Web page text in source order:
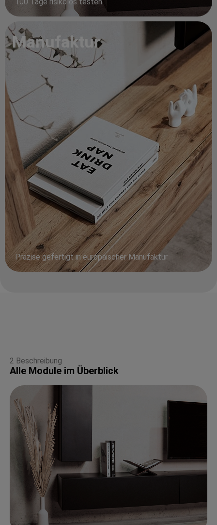
100 Tage risikolos testen
Manufaktur
Präzise gefertigt in europäischer Manufaktur
2 Beschreibung
Alle Module im Überblick